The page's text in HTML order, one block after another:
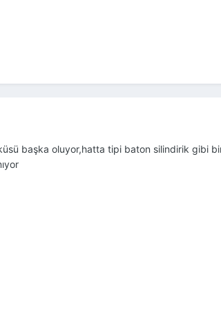
başka oluyor,hatta tipi baton silindirik gibi